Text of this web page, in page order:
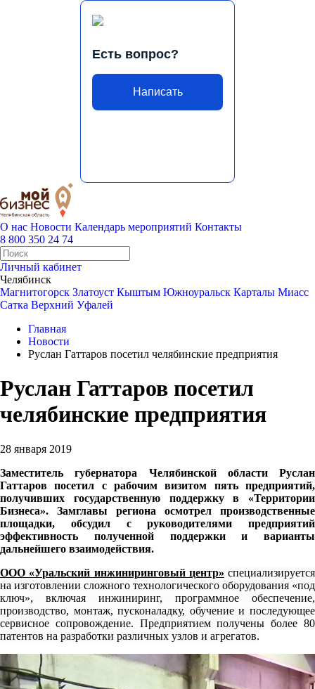
Есть вопрос?
Написать
О нас Новости Календарь мероприятий Контакты
8 800 350 24 74
Личный кабинет
Челябинск
Магнитогорск Златоуст Кыштым Южноуральск Карталы Миасс
Сатка Верхний Уфалей
Главная
Новости
Руслан Гаттаров посетил челябинские предприятия
Руслан Гаттаров посетил
челябинские предприятия
28 января 2019
Заместитель губернатора Челябинской области Руслан
Гаттаров посетил с рабочим визитом пять предприятий,
получивших государственную поддержку в «Территории
Бизнеса». Замглавы региона осмотрел производственные
площадки, обсудил с руководителями предприятий
эффективность полученной поддержки и варианты
дальнейшего взаимодействия.
ООО «Уральский инжиниринговый центр» специализируется
на изготовлении сложного технологического оборудования «под
ключ», включая инжиниринг, программное обеспечение,
производство, монтаж, пусконаладку, обучение и последующее
сервисное сопровождение. Предприятием получены более 80
патентов на разработки различных узлов и агрегатов.